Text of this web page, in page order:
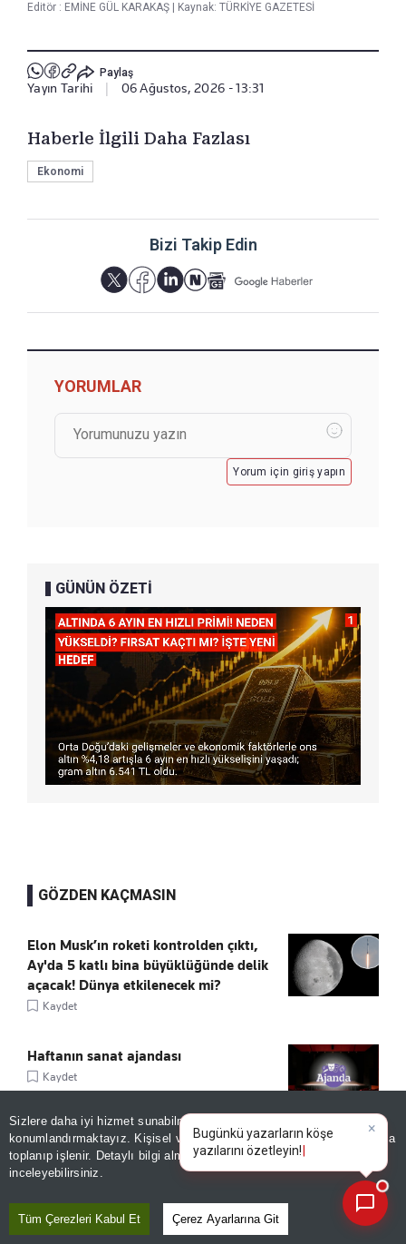
Sizlere daha iyi hizmet sunabilmek adına sitemizde
konumlandırmaktayız. Kişisel verileriniz, KVKK ve GDPR kapsamında
toplanıp işlenir. Detaylı bilgi almak içinAydınlatma Metnimizi
inceleyebilirsiniz.
Tüm Çerezleri Kabul Et Çerez Ayarlarına Git
Editör : EMİNE GÜL KARAKAŞ Kaynak: TÜRKİYE GAZETESİ
Paylaş
Yayın Tarihi 06 Ağustos, 2026 - 13:31
Haberle İlgili Daha Fazlası
Ekonomi
Bizi Takip Edin
YORUMLAR
Yorum için giriş yapın
GÜNÜN ÖZETİ
GÖZDEN KAÇMASIN
Elon Musk’ın roketi kontrolden çıktı,
Ay'da 5 katlı bina büyüklüğünde delik
açacak! Dünya etkilenecek mi?
Kaydet
Haftanın sanat ajandası
Kaydet
Sturm Graz'dan Fenerbahçe itirafı:
"Mümkün değil"
|